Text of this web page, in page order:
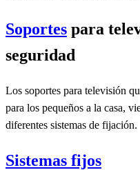
Soportes para
seguridad
Los soportes para televisión
para los pequeños a la casa,
diferentes sistemas de fijación.
Sistemas fijos